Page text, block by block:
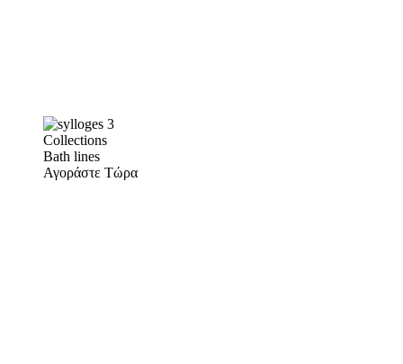
Collections
Bath lines
Αγοράστε Τώρα